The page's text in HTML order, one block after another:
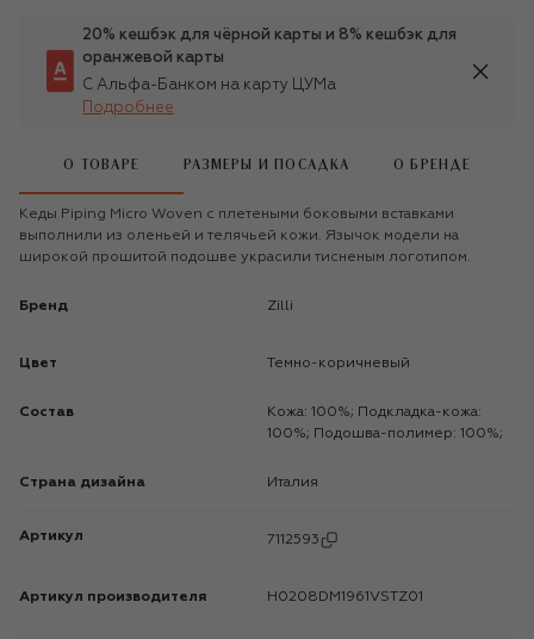
20% кешбэк для чёрной карты и 8% кешбэк для
оранжевой карты
С Альфа-Банком на карту ЦУМа
Подробнее
О ТОВАРЕ РАЗМЕРЫ И ПОСАДКА О БРЕНДЕ
Кеды Piping Micro Woven с плетеными боковыми вставками
выполнили из оленьей и телячьей кожи. Язычок модели на
широкой прошитой подошве украсили тисненым логотипом.
Бренд Zilli
Цвет Темно-коричневый
Состав
Кожа: 100%; Подкладка-кожа:
100%; Подошва-полимер: 100%;
Страна дизайна Италия
Артикул 7112593
Артикул производителя H0208DM1961VSTZ01